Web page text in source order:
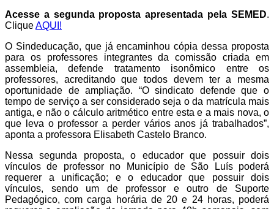
Acesse a segunda proposta apresentada pela SEMED.
CliqueAQUI!
O Sindeducação, que já encaminhou cópia dessa proposta
para os professores integrantes da comissão criada em
assembleia, defende tratamento isonômico entre os
professores, acreditando que todos devem ter a mesma
oportunidade de ampliação. “O sindicato defende que o
tempo de serviço a ser considerado seja o da matrícula mais
antiga, e não o cálculo aritmético entre esta e a mais nova, o
que leva o professor a perder vários anos já trabalhados”,
aponta a professora Elisabeth Castelo Branco.
Nessa segunda proposta, o educador que possuir dois
vínculos de professor no Município de São Luís poderá
requerer a unificação; e o educador que possuir dois
vínculos, sendo um de professor e outro de Suporte
Pedagógico, com carga horária de 20 e 24 horas, poderá